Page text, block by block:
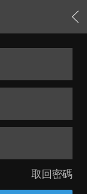
取回密碼